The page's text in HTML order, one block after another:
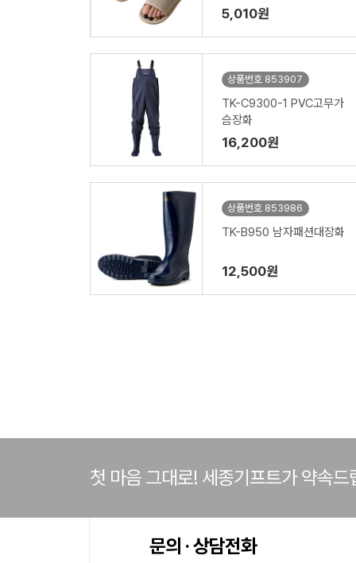
퍼
5,010원
상품번호 853907
TK-C9300-1 PVC고무가
슴장화
16,200원
상품번호 853986
TK-B950 남자패션대장화
12,500원
첫 마음 그대로! 세종기프트가 약속드
문의 · 상담전화